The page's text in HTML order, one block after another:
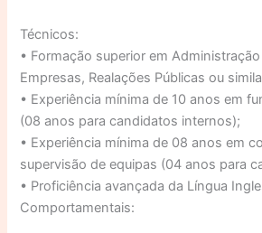
Técnicos:
• Formação superior em
Empresas, Realações Públicas ou
• Experiência mínima de 10 anos em
(08 anos para candidatos internos);
• Experiência mínima de 08 anos em
supervisão de equipas (04 anos para
• Proficiência avançada da Língua
Comportamentais: